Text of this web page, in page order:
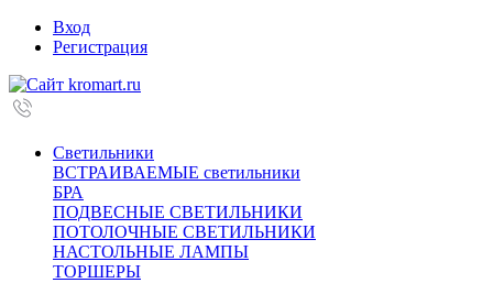
Вход
Регистрация
Светильники
ВСТРАИВАЕМЫЕ светильники
БРА
ПОДВЕСНЫЕ СВЕТИЛЬНИКИ
ПОТОЛОЧНЫЕ СВЕТИЛЬНИКИ
НАСТОЛЬНЫЕ ЛАМПЫ
ТОРШЕРЫ